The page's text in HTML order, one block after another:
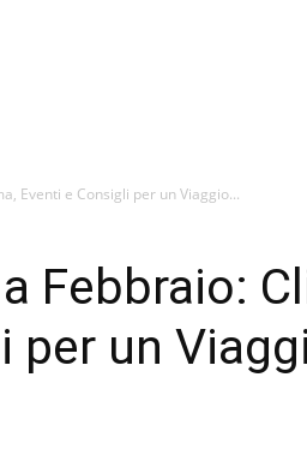
Eventi e Consigli per un Viaggio...
Febbraio:
per un